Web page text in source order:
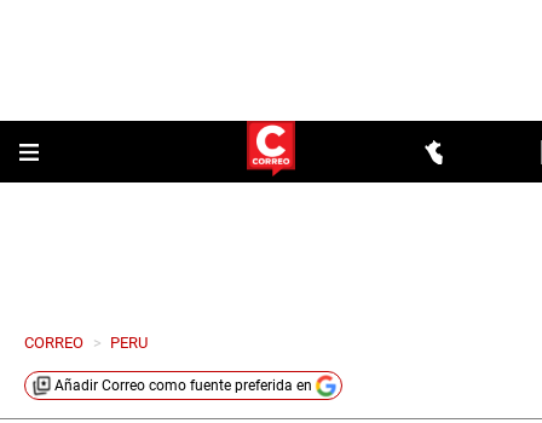
CORREO > PERU
Añadir Correo como fuente preferida en